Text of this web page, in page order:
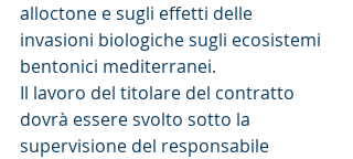
alloctone e sugli effetti delle
invasioni biologiche sugli ecosistemi
bentonici mediterranei.
Il lavoro del titolare del contratto
dovrà essere svolto sotto la
supervisione del responsabile